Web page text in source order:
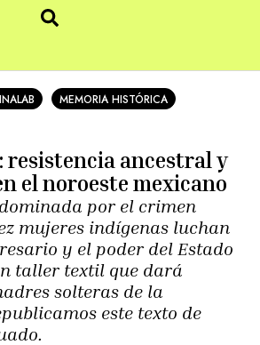
MEMORIA HISTÓRICA
resistencia ancestral y
el noroeste mexicano
por el crimen
mujeres indígenas luchan
y el poder del Estado
taller textil que dará
solteras de la
este texto de